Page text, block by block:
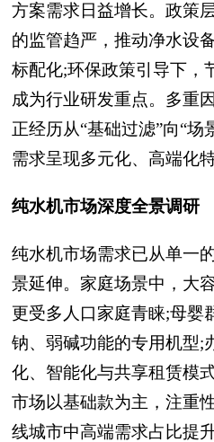
方案需求日益增长。政策
的监管趋严，推动净水设
标配化;环保政策引导下，
成为行业研发重点。多重
正经历从“基础过滤”向“场
需求呈现多元化、高端化特
纯水机市场深度全景调研
纯水机市场需求已从单一
景延伸。家庭场景中，大
更受多人口家庭青睐;母婴
钠、弱碱功能的专用机型;
化、智能化与共享租赁模
市场以基础款为主，注重
线城市中高端需求占比提